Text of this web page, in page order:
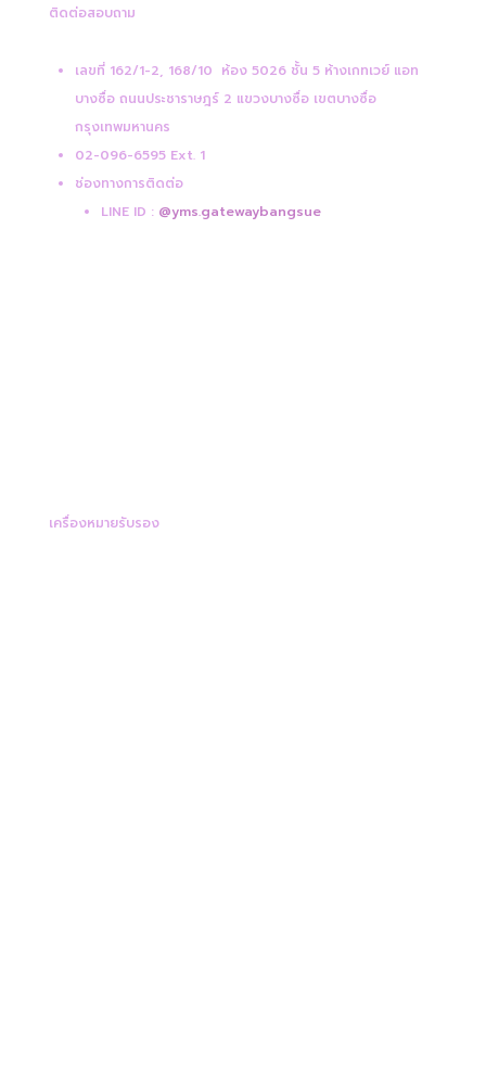
ติดต่อสอบถาม
เลขที่ 162/1-2, 168/10 ห้อง 5026 ชั้น 5 ห้างเกทเวย์ แอท
บางซื่อ ถนนประชาราษฎร์ 2 แขวงบางซื่อ เขตบางซื่อ
กรุงเทพมหานคร
02-096-6595 Ext. 1
ช่องทางการติดต่อ
LINE ID : @yms.gatewaybangsue
เครื่องหมายรับรอง